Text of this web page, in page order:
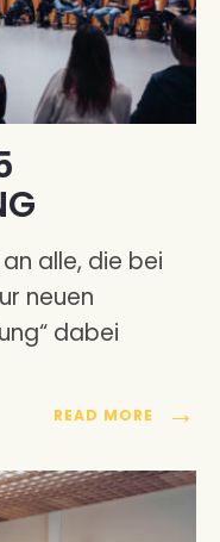
alle, die bei
neuen
dabei
READ MORE →